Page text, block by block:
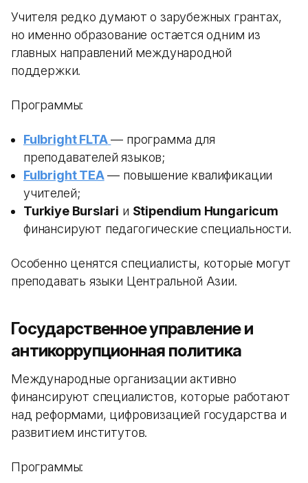
Учителя редко думают о зарубежных грантах,
но именно образование остается одним из
главных направлений международной
поддержки.
Программы:
Fulbright FLTA — программа для
преподавателей языков;
Fulbright TEA— повышение квалификации
учителей;
Turkiye Burslari и Stipendium Hungaricum
финансируют педагогические специальности.
Особенно ценятся специалисты, которые могут
преподавать языки Центральной Азии.
Государственное управление и
антикоррупционная политика
Международные организации активно
финансируют специалистов, которые работают
над реформами, цифровизацией государства и
развитием институтов.
Программы: